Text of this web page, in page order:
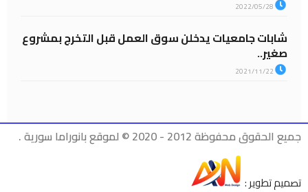
شابات جامعيات يدخلن سوق العمل قبل التخرج بمشروع
صغير..
جميع الحقوق محفوظة 2012 - 2020 © لموقع بانوراما سورية .
تصميم تطوير :